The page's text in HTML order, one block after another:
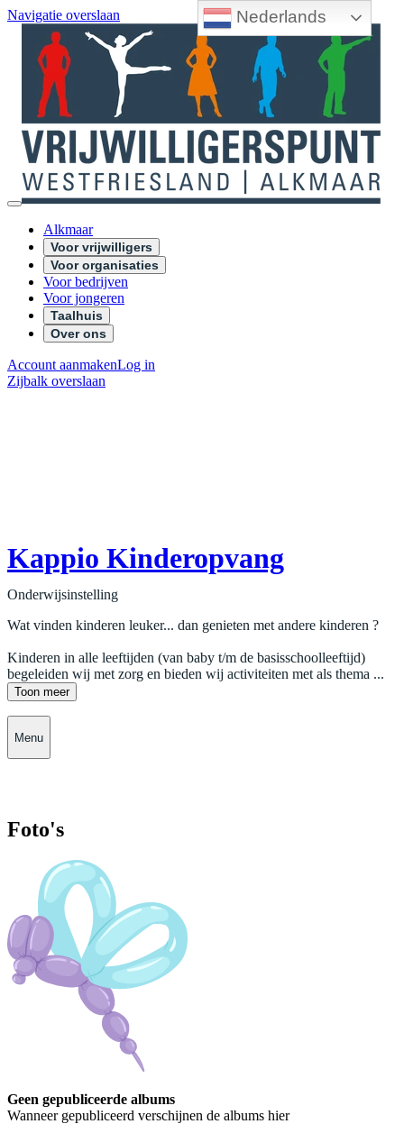
Nederlands
Navigatie overslaan
Alkmaar
Voor vrijwilligers
Voor organisaties
Voor bedrijven
Voor jongeren
Taalhuis
Over ons
Account aanmakenLog in
Zijbalk overslaan
Kappio Kinderopvang
Onderwijsinstelling
Wat vinden kinderen leuker... dan genieten met andere kinderen ?
Kinderen in alle leeftijden (van baby t/m de basisschoolleeftijd)
begeleiden wij met zorg en bieden wij activiteiten met als thema ...
Toon meer
Menu
Foto's
Geen gepubliceerde albums
Wanneer gepubliceerd verschijnen de albums hier